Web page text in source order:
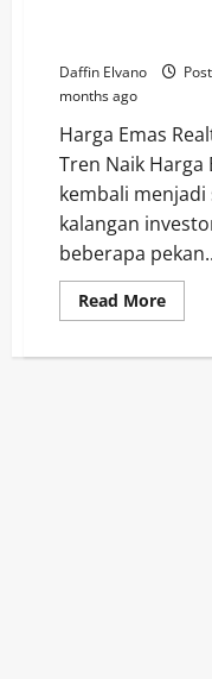
Daffin Elvano
months ago
Harga Emas
Tren Naik Harga
kembali
kalangan
beberapa
Read MoreRead
more
Naik